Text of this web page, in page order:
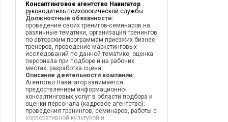
Консалтинговое агентство Навигатор
руководитель психологической службы
Должностные обязанности:
проведение своих тренигов-семинаров на
различные тематики, организация тренингов
по авторским программам приезжих бизнес-
тренеров, проведение маркетинговых
исследований по данной тематике, оценка
персонала при подборе и на рабочих
местах, разработка сцена
Описание деятельности компании:
Агентство Навигатор занимается
предоствлением информационно-
консалтинговых услуг в области подбора и
оценки персонала (кадровое агентство);
проведения тренингов, семинаров, работы с
корпоративной культурой и